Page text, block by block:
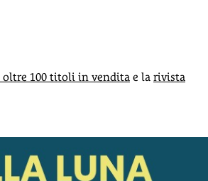
oltre 100 titoli in vendita e la rivista